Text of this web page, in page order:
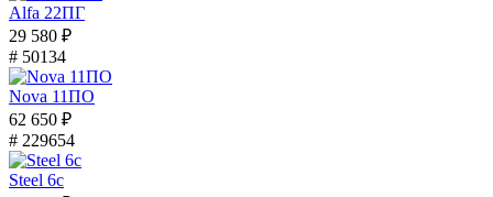
Alfa 22ПГ
29 580 ₽
# 50134
Nova 11ПО
62 650 ₽
# 229654
Steel 6с